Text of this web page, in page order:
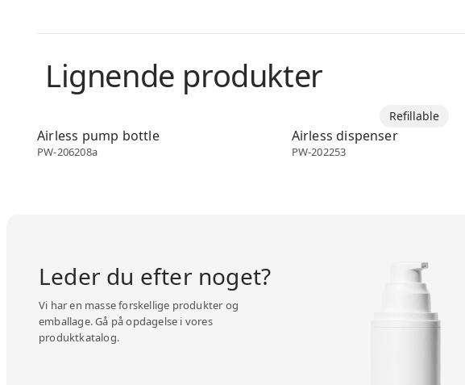
Lignende produkter
Airless pump bottle
PW-206208a
Refillable
Airless dispenser
PW-202253
Leder du efter noget?
Vi har en masse forskellige produkter og
emballage. Gå på opdagelse i vores
produktkatalog.